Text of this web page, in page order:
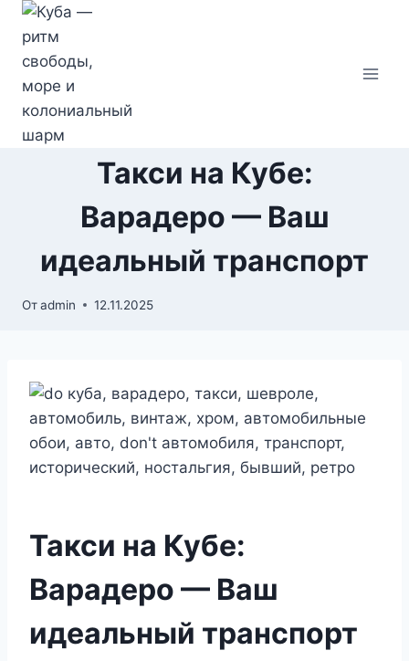
Перейти
содержимому
Такси на Кубе:
Варадеро — Ваш
идеальный транспорт
Отadmin 12.11.2025
Такси на Кубе:
Варадеро — Ваш
идеальный транспорт